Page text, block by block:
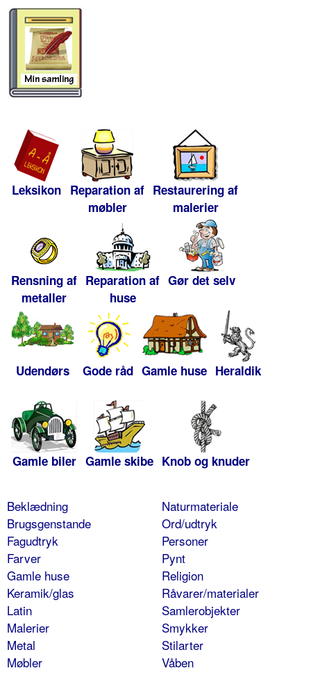
Leksikon Reparation af
møbler
Restaurering af
malerier
Rensning af
metaller
Reparation af
huse
Gør det selv
Udendørs Gode råd Gamle huse Heraldik
Gamle biler Gamle skibe Knob og knuder
Beklædning
Brugsgenstande
Fagudtryk
Farver
Gamle huse
Keramik/glas
Latin
Malerier
Metal
Møbler
Naturmateriale
Ord/udtryk
Personer
Pynt
Religion
Råvarer/materialer
Samlerobjekter
Smykker
Stilarter
Våben